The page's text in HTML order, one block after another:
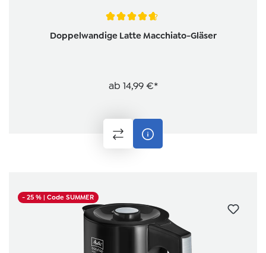
Durchschnittliche Bewertung von 4.6 von 5 Sternen
Doppelwandige Latte Macchiato-Gläser
ab 14,99 €*
- 25 %| Code SUMMER